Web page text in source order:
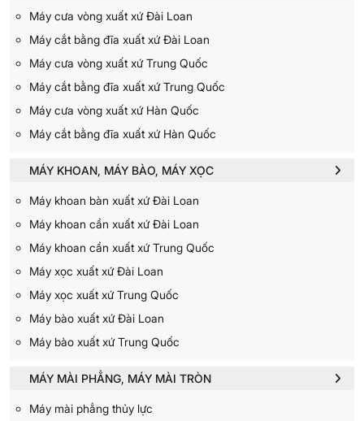
Máy cưa vòng xuất xứ Đài Loan
Máy cắt bằng đĩa xuất xứ Đài Loan
Máy cưa vòng xuất xứ Trung Quốc
Máy cắt bằng đĩa xuất xứ Trung Quốc
Máy cưa vòng xuất xứ Hàn Quốc
Máy cắt bằng đĩa xuất xứ Hàn Quốc
MÁY KHOAN, MÁY BÀO, MÁY XỌC
Máy khoan bàn xuất xứ Đài Loan
Máy khoan cần xuất xứ Đài Loan
Máy khoan cần xuất xứ Trung Quốc
Máy xọc xuất xứ Đài Loan
Máy xọc xuất xứ Trung Quốc
Máy bào xuất xứ Đài Loan
Máy bào xuất xứ Trung Quốc
MÁY MÀI PHẲNG, MÁY MÀI TRÒN
Máy mài phẳng thủy lực